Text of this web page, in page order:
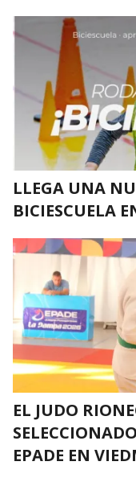
LLEGA UNA
BICIESCUELA
EL JUDO
EPADE EN